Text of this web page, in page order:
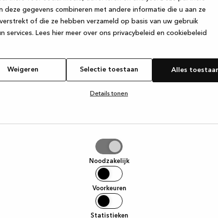
deze gegevens combineren met andere informatie die u aan ze
of die ze hebben verzameld op basis van uw gebruik
services. Lees hier meer over ons privacybeleid en cookiebeleid
Weigeren Selectie toestaan Alles
Details tonen
Noodzakelijk
Voorkeuren
Statistieken
has occurred while loadingwww.kvik.nl (see the